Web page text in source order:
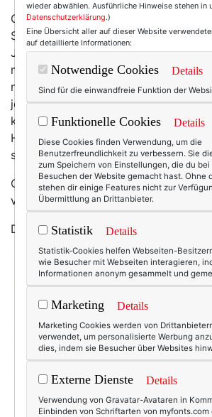
Gut, dass ich übermorgen ohnehin
Silvesterparty bin (sondern Fondue
Jahresende entgegen harre), denn
mich gewaltig ärgern, weil ich dieses
nicht früh genug entdeckt habe.
jetzt sogar heruntergesetzt - und
kommt ja bestimmt, oder? Und
Hauch von Sparkle kann ja niemals
schaden, ne?
Ohnehin soll 2014 ja mein Glitzer-
vielleicht auch?
Dann sollten wir vielleicht damit
wieder abwählen. Ausführliche Hinweise stehen in
Datenschutzerklärung.)
Eine Übersicht aller auf dieser Website
auf detaillierte Informationen:
Notwendige Cookies Details
Sind für die einwandfreie Funktion der
Funktionelle Cookies Details
Diese Cookies finden Verwendung, um die
Benutzerfreundlichkeit zu verbessern. Sie
zum Speichern von Einstellungen, die du bei
Besuchen der Website gemacht hast. Ohne
stehen dir einige Features nicht zur
Übermittlung an Drittanbieter.
Statistik Details
Statistik-Cookies helfen Webseiten-
wie Besucher mit Webseiten interagieren,
Informationen anonym gesammelt und
Marketing Details
Marketing Cookies werden von
verwendet, um personalisierte Werbung
dies, indem sie Besucher über Websites
Externe Dienste Details
Verwendung von Gravatar-Avataren in
Einbinden von Schriftarten von myfonts.com